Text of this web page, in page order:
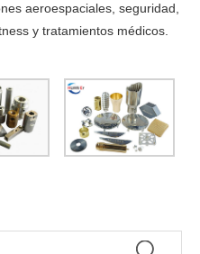
aeroespaciales, seguridad,
y tratamientos médicos.